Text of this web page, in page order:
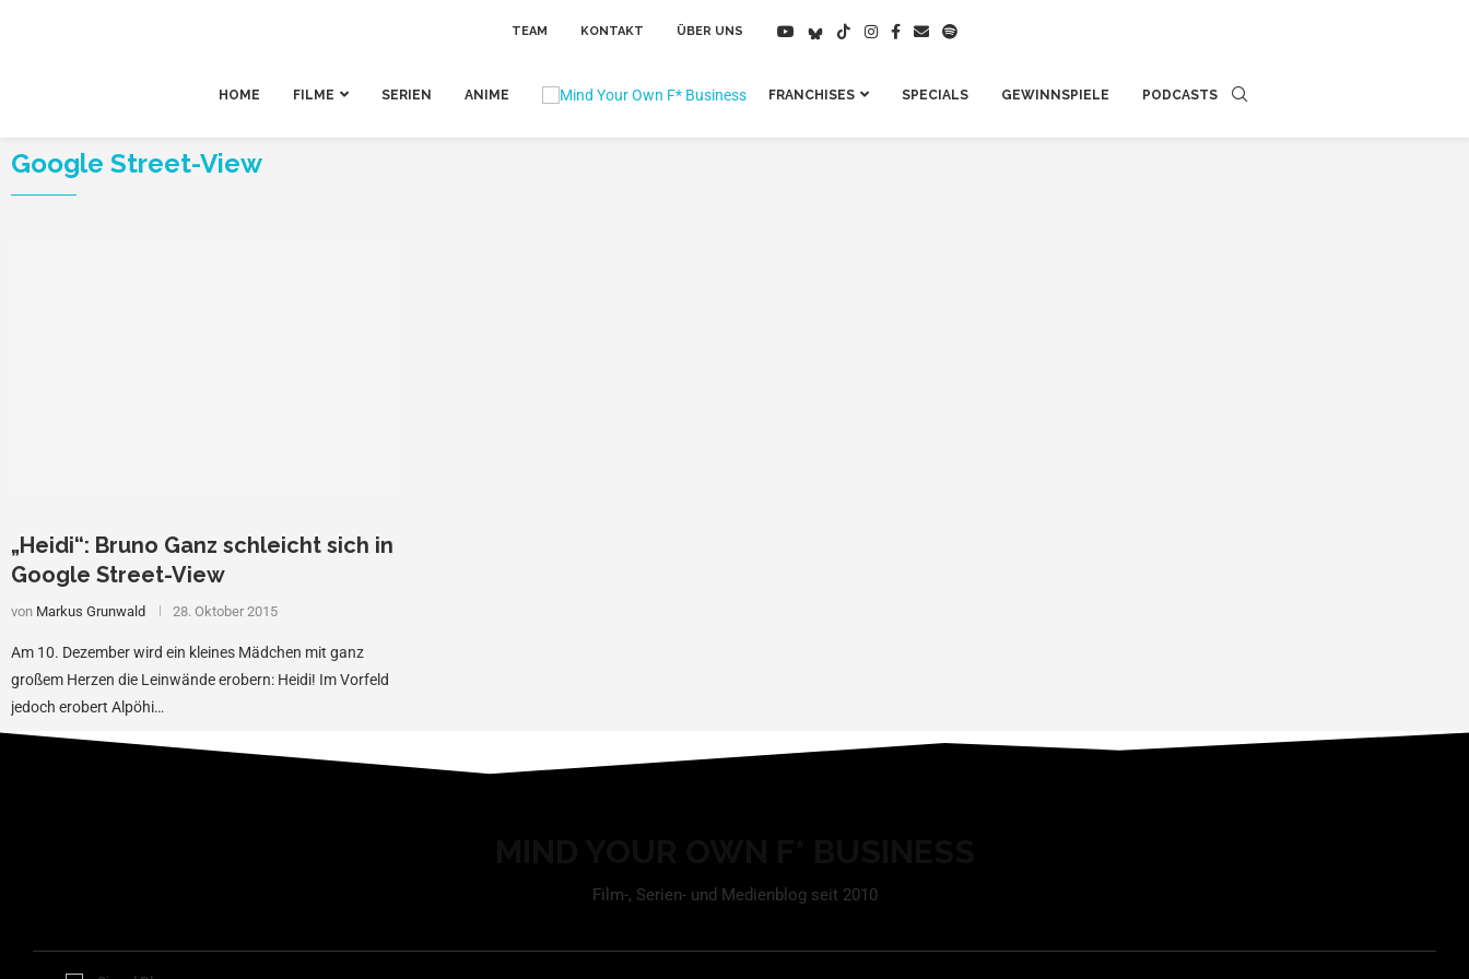
TEAM KONTAKT ÜBER UNS
HOME FILME SERIEN ANIME FRANCHISES SPECIALS GEWINNSPIELE PODCASTS
Google Street-View
„Heidi“: Bruno Ganz schleicht sich in
Google Street-View
von Markus Grunwald 28. Oktober 2015
Am 10. Dezember wird ein kleines Mädchen mit ganz
großem Herzen die Leinwände erobern: Heidi! Im Vorfeld
jedoch erobert Alpöhi…
Film-, Serien- und Medienblog seit 2010